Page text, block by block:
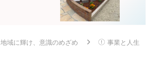
地域に輝け、意識のめざめ
事業と人生